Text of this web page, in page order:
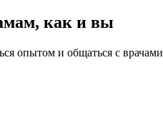
как и вы
опытом и общаться с врачами